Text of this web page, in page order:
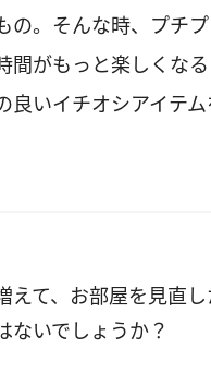
の。そんな時、プチ
間がもっと楽しくな
いイチオシアイテム
えて、お部屋を見直
ないでしょうか？